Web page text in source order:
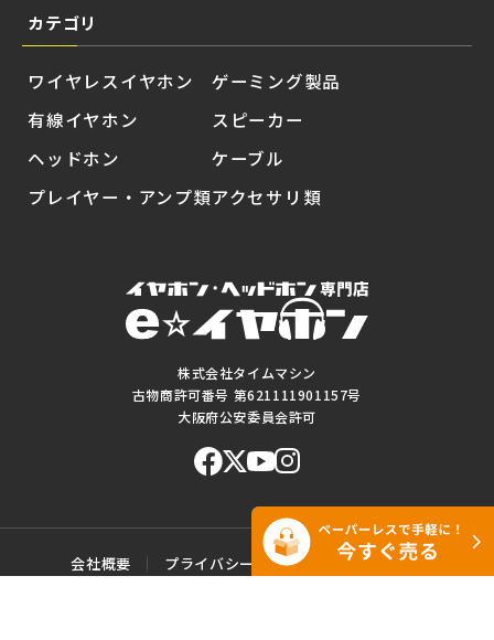
株式会社タイムマシン
古物商許可番号 第621111901157号
大阪府公安委員会許可
カテゴリ
ワイヤレスイヤホン
有線イヤホン
ヘッドホン
プレイヤー・アンプ類
ゲーミング製品
スピーカー
ケーブル
アクセサリ類
会社概要 プライバシーポリシー
ご利用規約